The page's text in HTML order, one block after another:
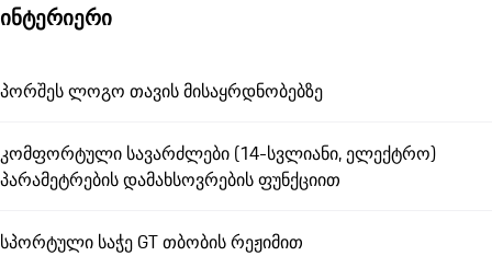
ინტერიერი
პორშეს ლოგო თავის მისაყრდნობებზე
კომფორტული სავარძლები (14-სვლიანი, ელექტრო)
პარამეტრების დამახსოვრების ფუნქციით
სპორტული საჭე GT თბობის რეჟიმით